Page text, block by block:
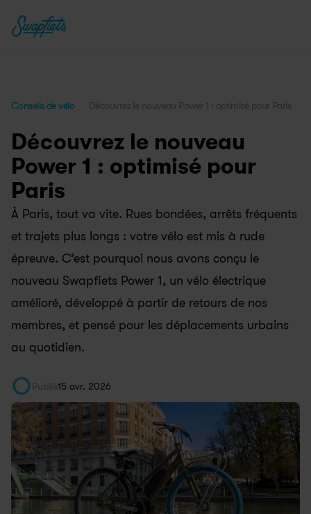
Conseils de vélo Découvrez le nouveau Power 1 : optimisé pour Paris
Découvrez le nouveau
Power 1 : optimisé pour
Paris
À Paris, tout va vite. Rues bondées, arrêts fréquents
et trajets plus longs : votre vélo est mis à rude
épreuve. C’est pourquoi nous avons conçu le
nouveau Swapfiets Power 1, un vélo électrique
amélioré, développé à partir de retours de nos
membres, et pensé pour les déplacements urbains
au quotidien.
Publié15 avr. 2026